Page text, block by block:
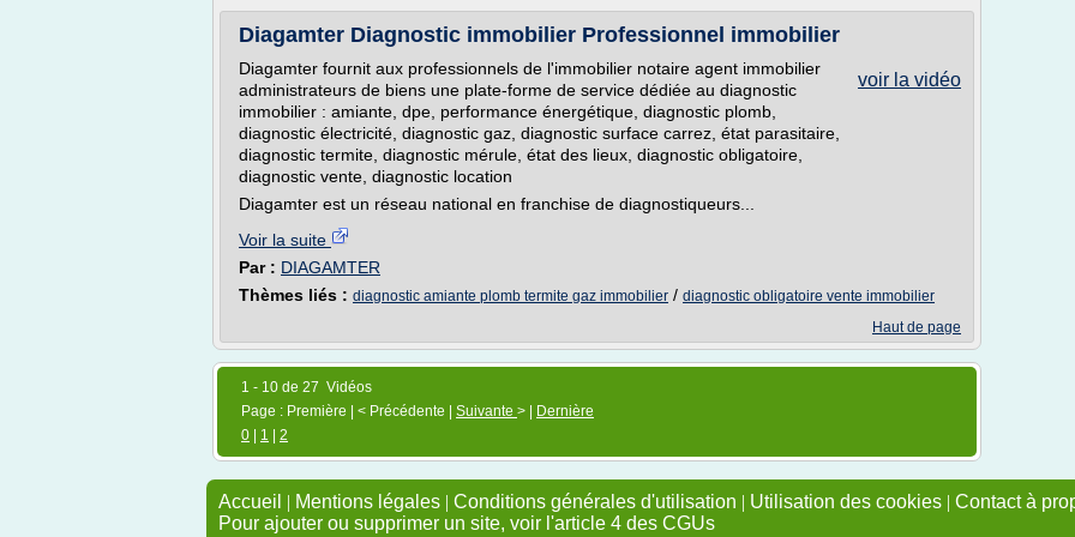
Diagamter Diagnostic immobilier Professionnel immobilier
voir la vidéo
Diagamter fournit aux professionnels de l'immobilier notaire agent immobilier
administrateurs de biens une plate-forme de service dédiée au diagnostic
immobilier : amiante, dpe, performance énergétique, diagnostic plomb,
diagnostic électricité, diagnostic gaz, diagnostic surface carrez, état parasitaire,
diagnostic termite, diagnostic mérule, état des lieux, diagnostic obligatoire,
diagnostic vente, diagnostic location
Diagamter est un réseau national en franchise de diagnostiqueurs...
Voir la suite
Par : DIAGAMTER
Thèmes liés : diagnostic amiante plomb termite gaz immobilier / diagnostic obligatoire vente immobilier
Haut de page
1 - 10 de 27 Vidéos
Page : Première | < Précédente | Suivante > |
Dernière
0
1 2
Accueil | Mentions légales | Conditions générales d'utilisation | Utilisation des cookies | Contact à
Pour ajouter ou supprimer un site, voir l'article 4 des CGUs